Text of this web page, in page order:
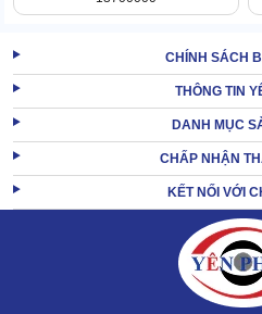
năm
Mỗi giờ lại có khả năng làm sạch
nhân công.
Người dùng lâu năm lại càng thấy
điện năng, ngân sách thuê
gian dọn dẹp vệ sinh, nhường chỗ
CHÍNH SÁCH
THÔNG TIN
DANH MỤC
CHẤP NHẬN
KẾT NỐI VỚI